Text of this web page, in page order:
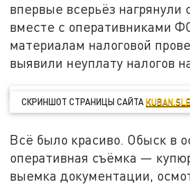
впервые всерьёз
вместе с оперативниками
материалам налоговой
выявили неуплату налогов
СКРИНШОТ СТРАНИЦЫ САЙТА
Всё было красиво. Обыск в
оперативная съёмка —
выемка документации,